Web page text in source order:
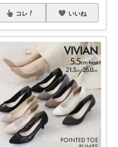
コレ いいね